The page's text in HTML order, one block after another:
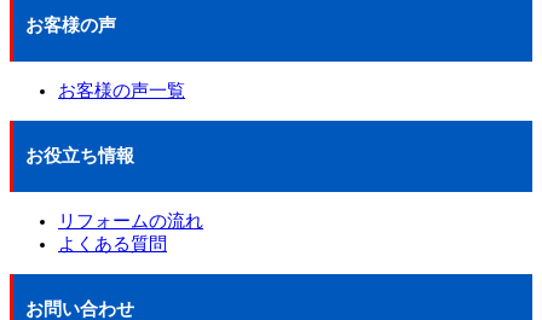
お客様の声
お客様の声一覧
お役立ち情報
リフォームの流れ
よくある質問
お問い合わせ